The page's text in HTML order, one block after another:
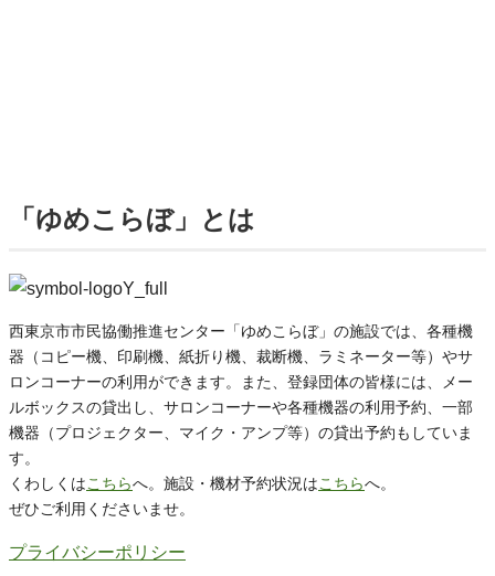
「ゆめこらぼ」とは
西東京市市民協働推進センター「ゆめこらぼ」の施設では、各種機
器（コピー機、印刷機、紙折り機、裁断機、ラミネーター等）やサ
ロンコーナーの利用ができます。また、登録団体の皆様には、メー
ルボックスの貸出し、サロンコーナーや各種機器の利用予約、一部
機器（プロジェクター、マイク・アンプ等）の貸出予約もしていま
す。
くわしくはこちらへ。施設・機材予約状況はこちらへ。
ぜひご利用くださいませ。
プライバシーポリシー